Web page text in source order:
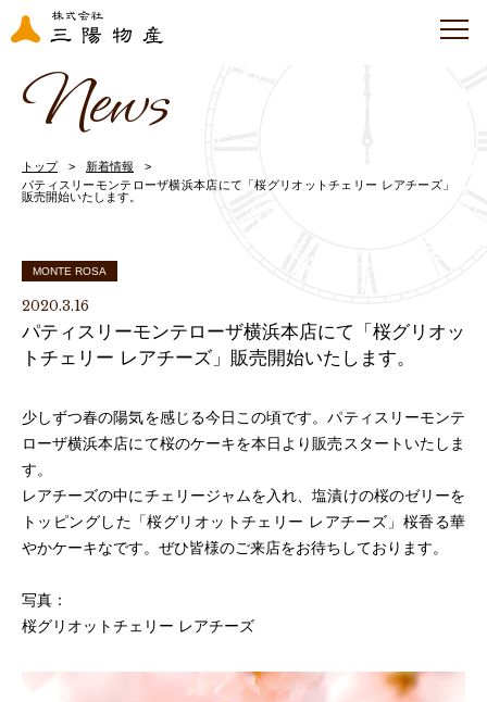
News
トップ
新着情報
パティスリーモンテローザ横浜本店にて「桜グリオットチェリー レアチーズ」
販売開始いたします。
MONTE ROSA
2020.3.16
パティスリーモンテローザ横浜本店にて「桜グリオッ
トチェリー レアチーズ」販売開始いたします。
少しずつ春の陽気を感じる今日この頃です。パティスリーモンテ
ローザ横浜本店にて桜のケーキを本日より販売スタートいたしま
す。
レアチーズの中にチェリージャムを入れ、塩漬けの桜のゼリーを
トッピングした「桜グリオットチェリー レアチーズ」桜香る華
やかケーキなです。ぜひ皆様のご来店をお待ちしております。
写真：
桜グリオットチェリー レアチーズ